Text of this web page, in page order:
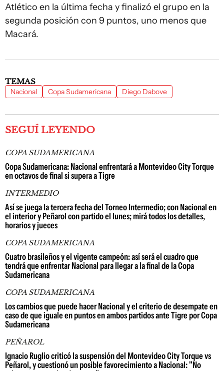
Atlético en la última fecha y finalizó el grupo en la
segunda posición con 9 puntos, uno menos que
Macará.
TEMAS
Nacional Copa Sudamericana Diego Dabove
SEGUÍ LEYENDO
COPA SUDAMERICANA
Copa Sudamericana: Nacional enfrentará a Montevideo City Torque
en octavos de final si supera a Tigre
INTERMEDIO
Así se juega la tercera fecha del Torneo Intermedio; con Nacional en
el interior y Peñarol con partido el lunes; mirá todos los detalles,
horarios y jueces
COPA SUDAMERICANA
Cuatro brasileños y el vigente campeón: así será el cuadro que
tendrá que enfrentar Nacional para llegar a la final de la Copa
Sudamericana
COPA SUDAMERICANA
Los cambios que puede hacer Nacional y el criterio de desempate en
caso de que iguale en puntos en ambos partidos ante Tigre por Copa
Sudamericana
PEÑAROL
Ignacio Ruglio criticó la suspensión del Montevideo City Torque vs
Peñarol, y cuestionó un posible favorecimiento a Nacional: "No